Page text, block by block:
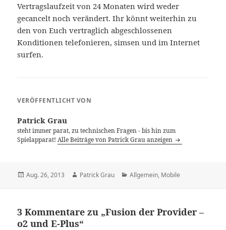
Vertragslaufzeit von 24 Monaten wird weder
gecancelt noch verändert. Ihr könnt weiterhin zu
den von Euch vertraglich abgeschlossenen
Konditionen telefonieren, simsen und im Internet
surfen.
VERÖFFENTLICHT VON
Patrick Grau
steht immer parat, zu technischen Fragen - bis hin zum
Spielapparat!Alle Beiträge von Patrick Grau anzeigen
Veröffentlicht
Aug. 26, 2013 Autor
Patrick Grau Kategorien
Allgemein, Mobile
3 Kommentare zu „Fusion der Provider –
o2 und E-Plus“